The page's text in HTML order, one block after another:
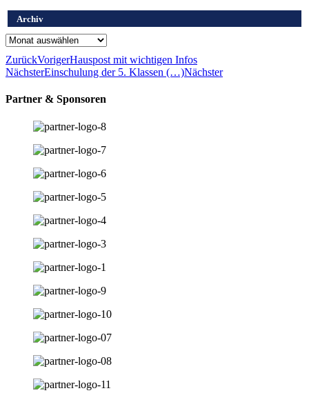
Archiv
Archiv
ZurückVorigerHauspost mit wichtigen Infos
NächsterEinschulung der 5. Klassen (…)Nächster
Partner & Sponsoren